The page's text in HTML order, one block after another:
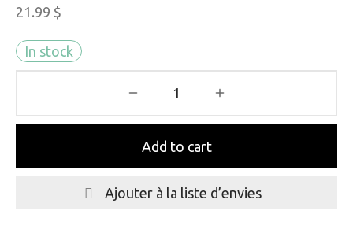
21.99 $
In stock
Add to cart
Ajouter à la liste d’envies